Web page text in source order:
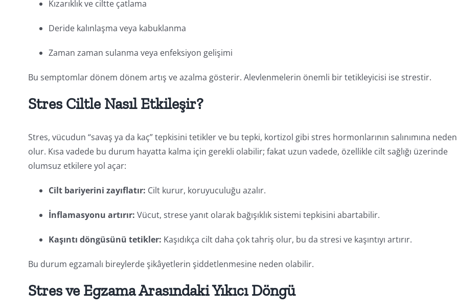
Kızarıklık ve ciltte çatlama
Deride kalınlaşma veya kabuklanma
Zaman zaman sulanma veya enfeksiyon gelişimi
Bu semptomlar dönem dönem artış ve azalma gösterir. Alevlenmelerin önemli bir tetikleyicisi ise strestir.
Stres Ciltle Nasıl Etkileşir?
Stres, vücudun “savaş ya da kaç” tepkisini tetikler ve bu tepki, kortizol gibi stres hormonlarının salınımına neden
olur. Kısa vadede bu durum hayatta kalma için gerekli olabilir; fakat uzun vadede, özellikle cilt sağlığı üzerinde
olumsuz etkilere yol açar:
Cilt bariyerini zayıflatır: Cilt kurur, koruyuculuğu azalır.
İnflamasyonu artırır: Vücut, strese yanıt olarak bağışıklık sistemi tepkisini abartabilir.
Kaşıntı döngüsünü tetikler: Kaşıdıkça cilt daha çok tahriş olur, bu da stresi ve kaşıntıyı artırır.
Bu durum egzamalı bireylerde şikâyetlerin şiddetlenmesine neden olabilir.
Stres ve Egzama Arasındaki Yıkıcı Döngü